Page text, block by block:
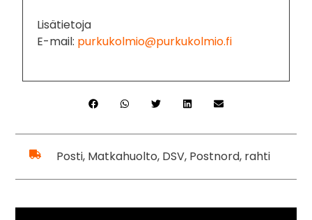
Lisätietoja
E-mail: purkukolmio@purkukolmio.fi
Posti, Matkahuolto, DSV, Postnord, rahti